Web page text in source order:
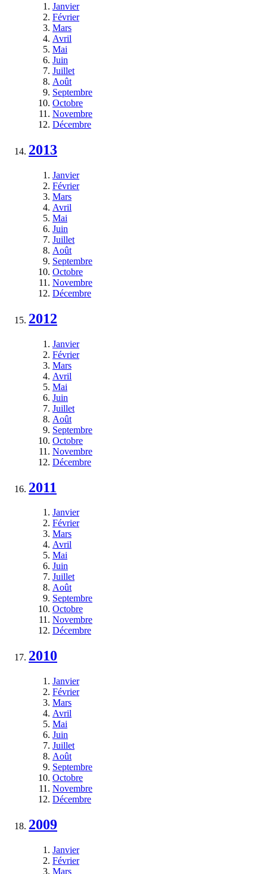
Janvier
Février
Mars
Avril
Mai
Juin
Juillet
Août
Septembre
Octobre
Novembre
Décembre
2013
Janvier
Février
Mars
Avril
Mai
Juin
Juillet
Août
Septembre
Octobre
Novembre
Décembre
2012
Janvier
Février
Mars
Avril
Mai
Juin
Juillet
Août
Septembre
Octobre
Novembre
Décembre
2011
Janvier
Février
Mars
Avril
Mai
Juin
Juillet
Août
Septembre
Octobre
Novembre
Décembre
2010
Janvier
Février
Mars
Avril
Mai
Juin
Juillet
Août
Septembre
Octobre
Novembre
Décembre
2009
Janvier
Février
Mars